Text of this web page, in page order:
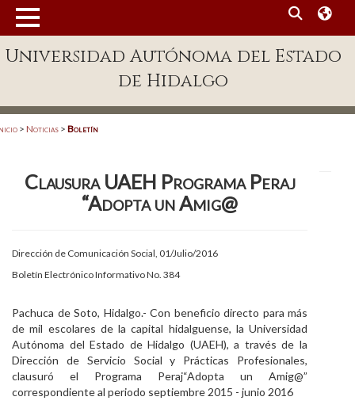
Enlaces
Patronato
Publicaciones en línea
Acreditación Internacional
Alumnado
Aspirantes
Personal
Universidad Autónoma del Estado
de Hidalgo
> Noticias > Boletín
Clausura UAEH Programa Peraj
“Adopta un Amig@
Dirección de Comunicación Social, 01/Julio/2016
Boletín Electrónico Informativo No. 384
Pachuca de Soto, Hidalgo.- Con beneficio directo para más
de mil escolares de la capital hidalguense, la Universidad
Autónoma del Estado de Hidalgo (UAEH), a través de la
Dirección de Servicio Social y Prácticas Profesionales,
clausuró el Programa Peraj“Adopta un Amig@”
correspondiente al periodo septiembre 2015 - junio 2016